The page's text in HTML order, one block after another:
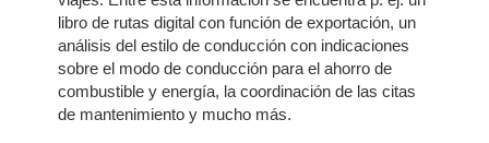
libro de rutas digital con función de exportación, un
análisis del estilo de conducción con indicaciones
sobre el modo de conducción para el ahorro de
combustible y energía, la coordinación de las citas
de mantenimiento y mucho más.